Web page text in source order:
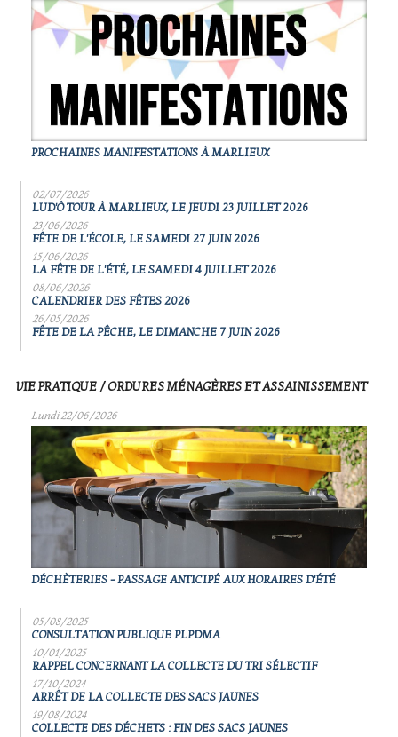
PROCHAINES MANIFESTATIONS À MARLIEUX
02/07/2026
LUD'Ô TOUR À MARLIEUX, LE JEUDI 23 JUILLET 2026
23/06/2026
FÊTE DE L'ÉCOLE, LE SAMEDI 27 JUIN 2026
15/06/2026
LA FÊTE DE L'ÉTÉ, LE SAMEDI 4 JUILLET 2026
08/06/2026
CALENDRIER DES FÊTES 2026
26/05/2026
FÊTE DE LA PÊCHE, LE DIMANCHE 7 JUIN 2026
VIE PRATIQUE / ORDURES MÉNAGÈRES ET ASSAINISSEMENT
Lundi 22/06/2026
DÉCHÈTERIES - PASSAGE ANTICIPÉ AUX HORAIRES D'ÉTÉ
05/08/2025
CONSULTATION PUBLIQUE PLPDMA
10/01/2025
RAPPEL CONCERNANT LA COLLECTE DU TRI SÉLECTIF
17/10/2024
ARRÊT DE LA COLLECTE DES SACS JAUNES
19/08/2024
COLLECTE DES DÉCHETS : FIN DES SACS JAUNES